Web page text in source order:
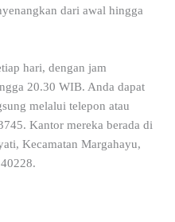
dari awal hingga
hari, dengan jam
20.30 WIB. Anda dapat
melalui telepon atau
Kantor mereka berada di
Kecamatan Margahayu,